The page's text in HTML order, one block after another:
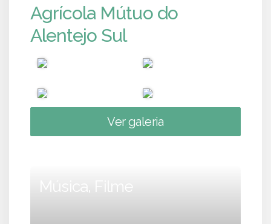
Agrícola Mútuo do
Alentejo Sul
Ver galeria
Música, Filme